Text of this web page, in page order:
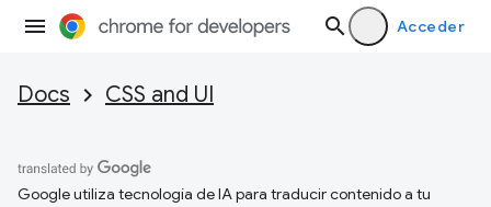
Acceder
Docs CSS and UI
Google utiliza tecnología de IA para traducir contenido a tu